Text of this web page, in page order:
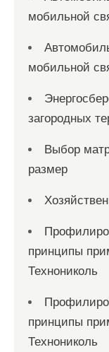
мобильной
мобильной
загородных
Выбор
размер
принципы
Технониколь
принципы
Технониколь